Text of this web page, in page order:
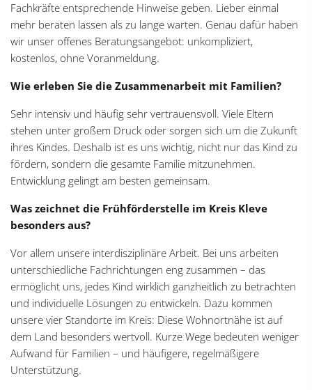
Fachkräfte entsprechende Hinweise geben. Lieber einmal
mehr beraten lassen als zu lange warten. Genau dafür haben
wir unser offenes Beratungsangebot: unkompliziert,
kostenlos, ohne Voranmeldung.
Wie erleben Sie die Zusammenarbeit mit Familien?
Sehr intensiv und häufig sehr vertrauensvoll. Viele Eltern
stehen unter großem Druck oder sorgen sich um die Zukunft
ihres Kindes. Deshalb ist es uns wichtig, nicht nur das Kind zu
fördern, sondern die gesamte Familie mitzunehmen.
Entwicklung gelingt am besten gemeinsam.
Was zeichnet die Frühförderstelle im Kreis Kleve
besonders aus?
Vor allem unsere interdisziplinäre Arbeit. Bei uns arbeiten
unterschiedliche Fachrichtungen eng zusammen – das
ermöglicht uns, jedes Kind wirklich ganzheitlich zu betrachten
und individuelle Lösungen zu entwickeln. Dazu kommen
unsere vier Standorte im Kreis: Diese Wohnortnähe ist auf
dem Land besonders wertvoll. Kurze Wege bedeuten weniger
Aufwand für Familien – und häufigere, regelmäßigere
Unterstützung.